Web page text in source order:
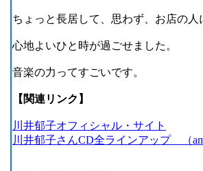
ちょっと長居して、思わず、お店の
心地よいひと時が過ごせました。
音楽の力ってすごいです。
【関連リンク】
川井郁子オフィシャル・サイト
川井郁子さんCD全ラインアップ （